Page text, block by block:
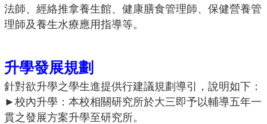
法師、經絡推拿養生館、健康膳食管理師、保健營養管
理師及養生水療應用指導等。
升學發展規劃
針對欲升學之學生進提供行建議規劃導引，說明如下：
► 校內升學：本校相關研究所於大三即予以輔導五年一
貫之發展方案升學至研究所。